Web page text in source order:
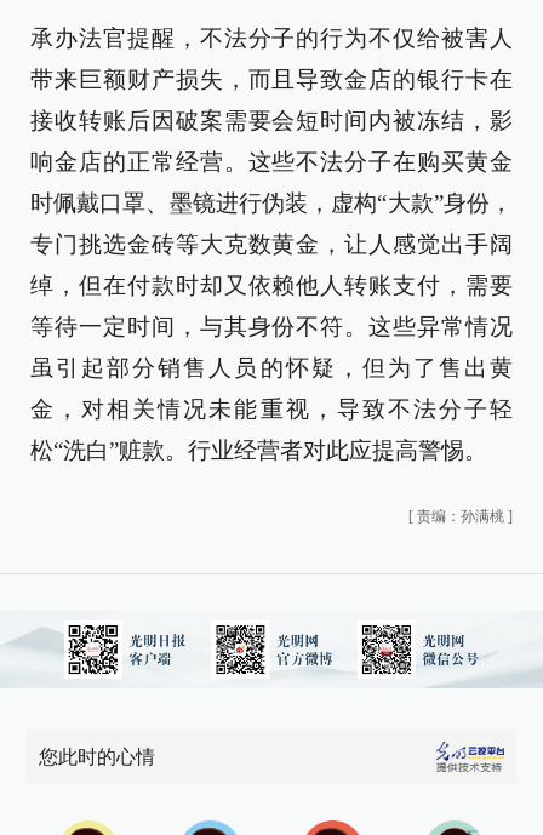
承办法官提醒，不法分子的行为不仅给被害人
带来巨额财产损失，而且导致金店的银行卡在
接收转账后因破案需要会短时间内被冻结，影
响金店的正常经营。这些不法分子在购买黄金
时佩戴口罩、墨镜进行伪装，虚构“大款”身份，
专门挑选金砖等大克数黄金，让人感觉出手阔
绰，但在付款时却又依赖他人转账支付，需要
等待一定时间，与其身份不符。这些异常情况
虽引起部分销售人员的怀疑，但为了售出黄
金，对相关情况未能重视，导致不法分子轻
松“洗白”赃款。行业经营者对此应提高警惕。
[ 责编：孙满桃 ]
您此时的心情